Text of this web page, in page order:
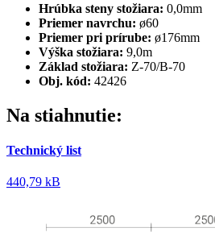
Hrúbka steny stožiara: 0,0mm
Priemer navrchu: ø60
Priemer pri prírube: ø176mm
Výška stožiara: 9,0m
Základ stožiara: Z-70/B-70
Obj. kód: 42426
Na stiahnutie:
Technický list
440,79 kB